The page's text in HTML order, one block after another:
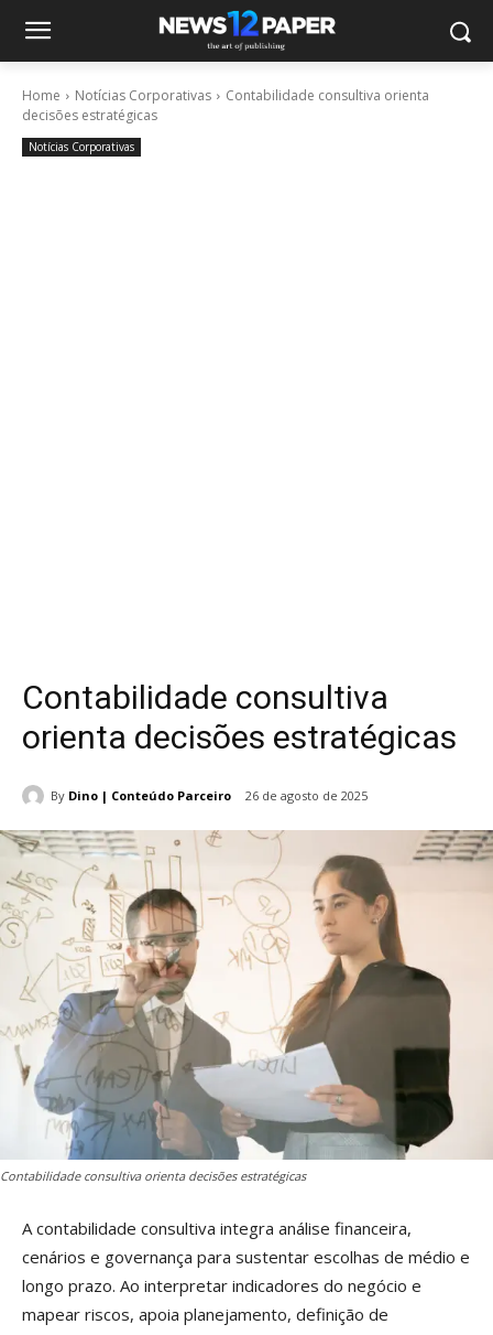
Home Notícias Corporativas
Contabilidade consultiva orienta
decisões estratégicas
Notícias Corporativas
Contabilidade consultiva
orienta decisões estratégicas
By Dino | Conteúdo Parceiro 26 de agosto de 2025
Contabilidade consultiva orienta decisões estratégicas
A contabilidade consultiva integra análise financeira,
cenários e governança para sustentar escolhas de médio e
longo prazo. Ao interpretar indicadores do negócio e
mapear riscos, apoia planejamento, definição de